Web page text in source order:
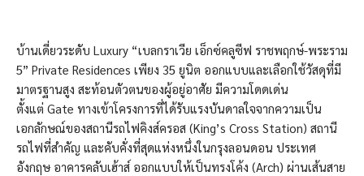
บ้านเดี่ยวระดับ Luxury “เบลกราเวีย เอ็กซ์คลูซีฟ ราชพฤกษ์-พระราม
5” Private Residences เพียง 35 ยูนิต ออกแบบและเลือกใช้วัสดุที่มี
มาตรฐานสูง สะท้อนตัวตนของผู้อยู่อาศัย มีความโดดเด่น
ตั้งแต่ Gate ทางเข้าโครงการที่ได้รับแรงบันดาลใจจากความเป็น
เอกลักษณ์ของสถานีรถไฟคิงส์ครอส (King’s Cross Station) สถานี
รถไฟที่สำคัญ และคับคั่งที่สุดแห่งหนึ่งในกรุงลอนดอน ประเทศ
อังกฤษ อาคารคลับเฮ้าส์ ออกแบบให้เป็นทรงโค้ง (Arch) ผ่านเส้นสาย